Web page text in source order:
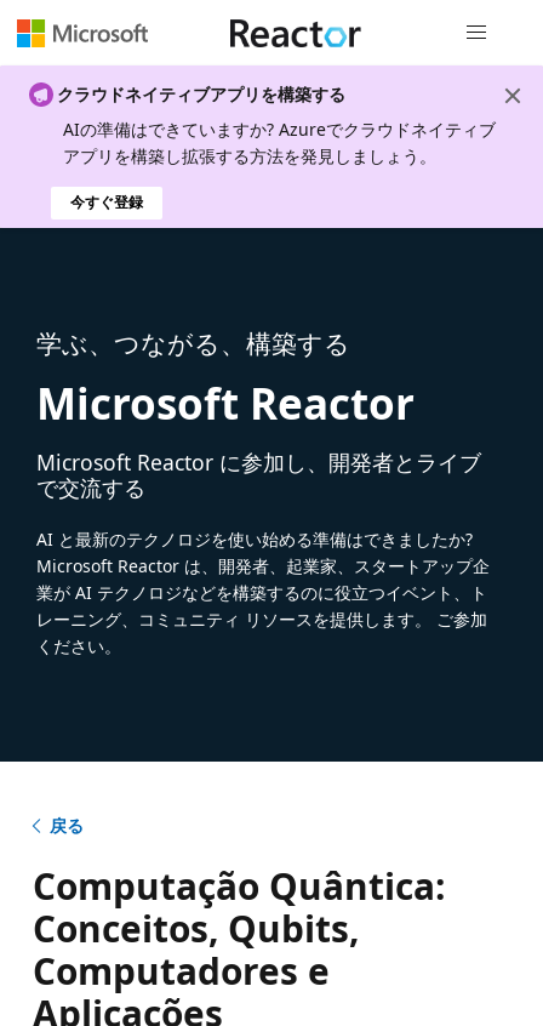
クラウドネイティブアプリを構築する
AIの準備はできていますか? Azureでクラウドネイティブ
アプリを構築し拡張する方法を発見しましょう。
今すぐ登録
学ぶ、つながる、構築する
Microsoft Reactor
Microsoft Reactor に参加し、開発者とライブ
で交流する
AI と最新のテクノロジを使い始める準備はできましたか?
Microsoft Reactor は、開発者、起業家、スタートアップ企
業が AI テクノロジなどを構築するのに役立つイベント、ト
レーニング、コミュニティ リソースを提供します。 ご参加
ください。
戻る
Computação Quântica:
Conceitos, Qubits,
Computadores e
Aplicações